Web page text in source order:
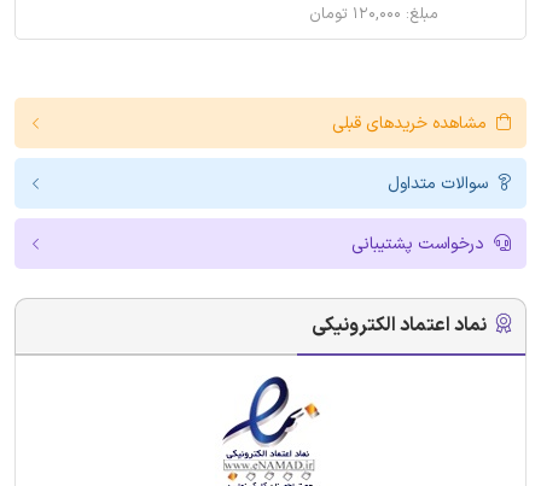
مبلغ: ۱۲۰,۰۰۰ تومان
مشاهده خریدهای قبلی
سوالات متداول
درخواست پشتیبانی
نماد اعتماد الکترونیکی